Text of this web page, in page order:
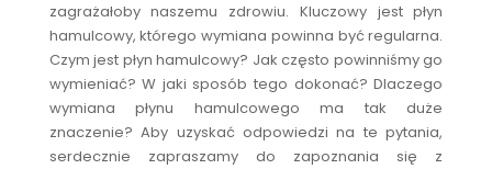
zagrażałoby naszemu zdrowiu. Kluczowy jest płyn
hamulcowy, którego wymiana powinna być regularna.
Czym jest płyn hamulcowy? Jak często powinniśmy go
wymieniać? W jaki sposób tego dokonać? Dlaczego
wymiana płynu hamulcowego ma tak duże
znaczenie? Aby uzyskać odpowiedzi na te pytania,
serdecznie zapraszamy do zapoznania się z